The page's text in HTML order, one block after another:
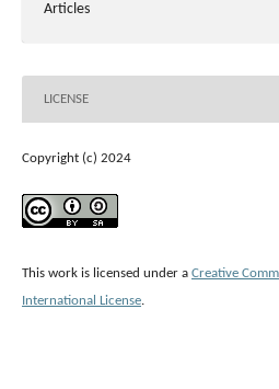
Articles
LICENSE
Copyright (c) 2024
This work is licensed under a Creative
International License.